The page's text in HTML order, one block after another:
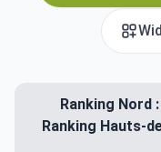
Ranking Nord :
Ranking Hauts-